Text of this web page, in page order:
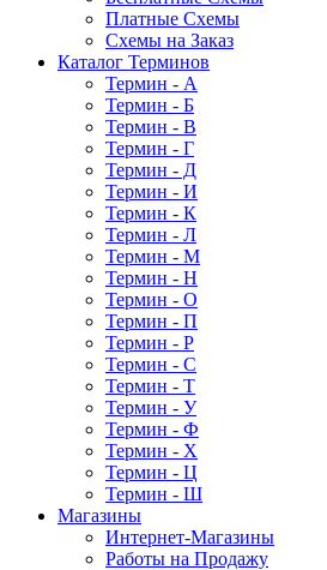
Платные Схемы
Схемы на Заказ
Каталог Терминов
Термин - А
Термин - Б
Термин - В
Термин - Г
Термин - Д
Термин - И
Термин - К
Термин - Л
Термин - М
Термин - Н
Термин - О
Термин - П
Термин - Р
Термин - С
Термин - Т
Термин - У
Термин - Ф
Термин - Х
Термин - Ц
Термин - Ш
Магазины
Интернет-Магазины
Работы на Продажу